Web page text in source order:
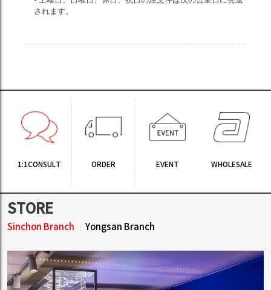
されます。
1:1CONSULT ORDER EVENT WHOLESALE
STORE
Sinchon Branch Yongsan Branch